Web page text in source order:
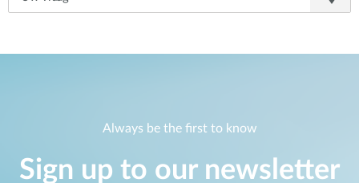
Always be the first to know
Sign up to our newsletter